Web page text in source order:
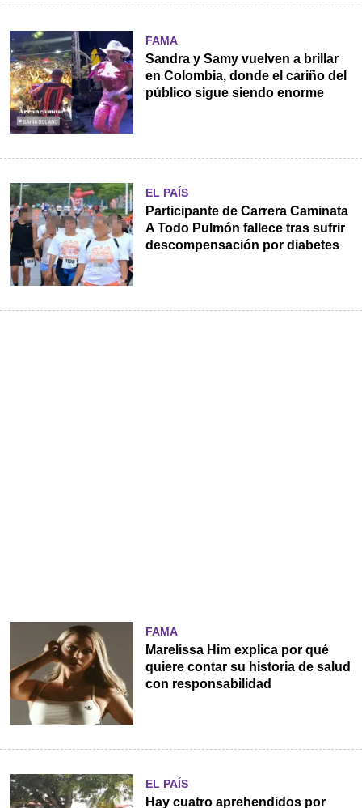
FAMA
Sandra y Samy vuelven a brillar
en Colombia, donde el cariño del
público sigue siendo enorme
EL PAÍS
Participante de Carrera Caminata
A Todo Pulmón fallece tras sufrir
descompensación por diabetes
FAMA
Marelissa Him explica por qué
quiere contar su historia de salud
con responsabilidad
EL PAÍS
Hay cuatro aprehendidos por